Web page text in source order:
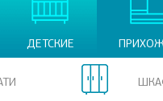
ДЕТСКИЕ